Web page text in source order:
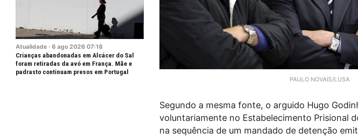
Atualidade · 6 ago 2026 07:18
Crianças abandonadas em Alcácer do Sal
foram retiradas da avó em França. Mãe e
padrasto continuam presos em Portugal
PAULO NOVAIS/LUSA
Segundo a mesma fonte, o arguido Hugo
voluntariamente no Estabelecimento Prisional
na sequência de um mandado de detenção